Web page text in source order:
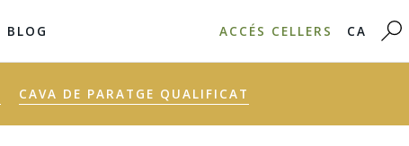
BLOG ACCÉS CELLERS CA
CAVA DE PARATGE QUALIFICAT